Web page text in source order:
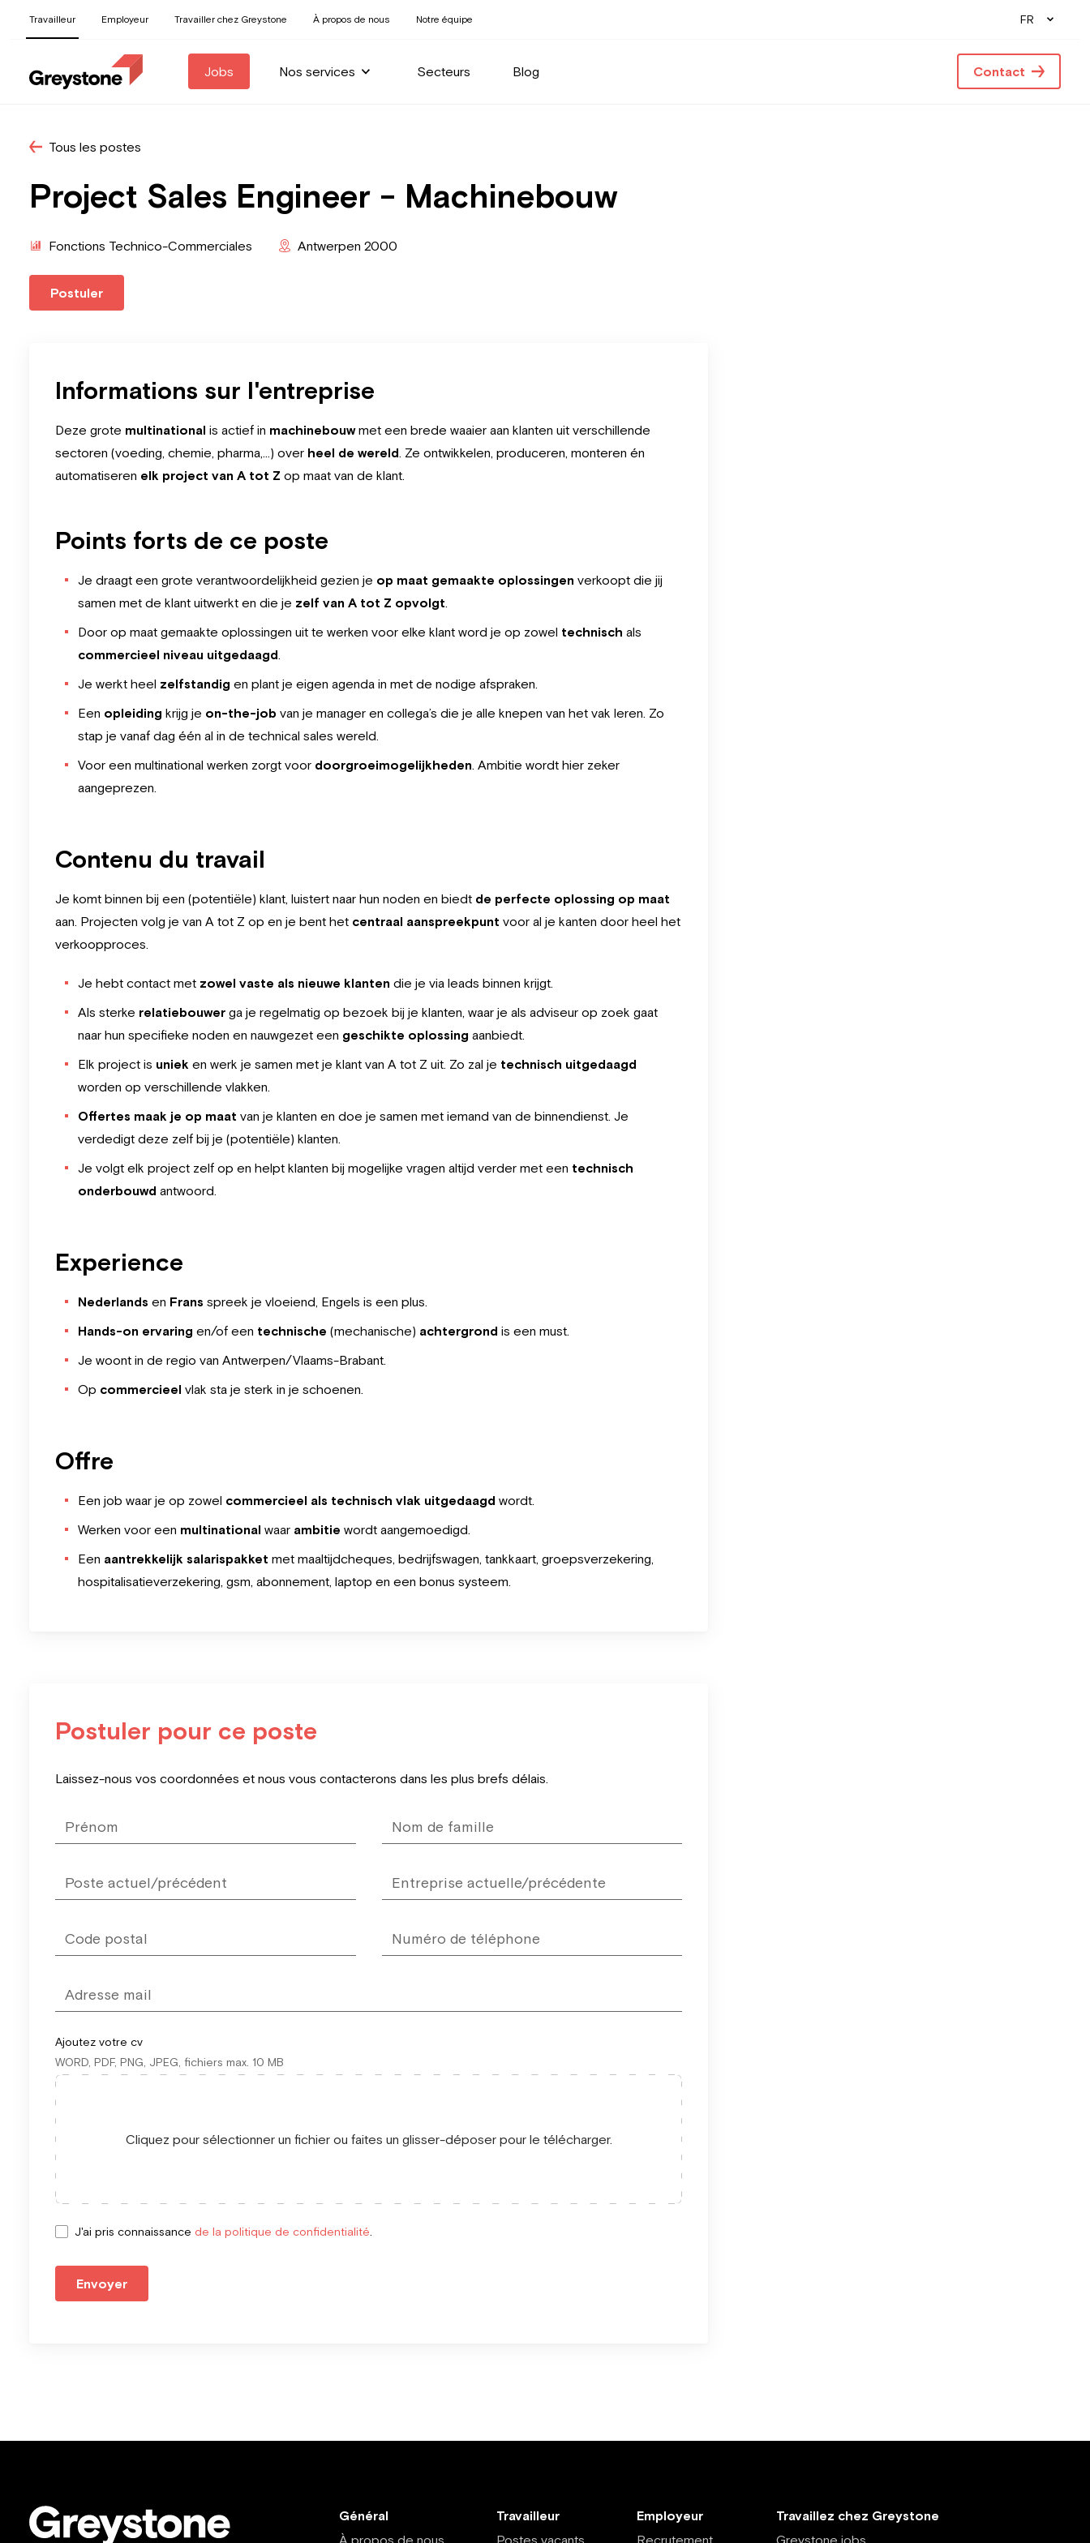
Travailleur Employeur Travailler chez Greystone À propos de nous Notre équipe FR
Jobs Nos services Secteurs Blog Contact
Tous les postes
Project Sales Engineer - Machinebouw
Fonctions Technico-Commerciales Antwerpen 2000
Postuler
Informations sur l'entreprise
Deze grote multinational is actief in machinebouwmet een brede waaier aan klanten uit verschillende
sectoren (voeding, chemie, pharma,…) over heel de wereld. Ze ontwikkelen, produceren, monteren én
automatiseren elk project van A tot Z op maat van de klant.
Points forts de ce poste
Je draagt een grote verantwoordelijkheid gezien je op maat gemaakte oplossingen verkoopt die jij
samen met de klant uitwerkt en die je zelf van A tot Z opvolgt.
Door op maat gemaakte oplossingen uit te werken voor elke klant word je op zowel technisch als
commercieel niveau uitgedaagd.
Je werkt heel zelfstandig en plant je eigen agenda in met de nodige afspraken.
Een opleiding krijg je on-the-job van je manager en collega’s die je alle knepen van het vak leren. Zo
stap je vanaf dag één al in de technical sales wereld.
Voor een multinational werken zorgt voor doorgroeimogelijkheden. Ambitie wordt hier zeker
aangeprezen.
Contenu du travail
Je komt binnen bij een (potentiële) klant, luistert naar hun noden en biedt de perfecte oplossing op maat
aan. Projecten volg je van A tot Z op en je bent het centraal aanspreekpunt voor al je kanten door heel het
verkoopproces.
Je hebt contact met zowel vaste als nieuwe klanten die je via leads binnen krijgt.
Als sterke relatiebouwer ga je regelmatig op bezoek bij je klanten, waar je als adviseur op zoek gaat
naar hun specifieke noden en nauwgezet een geschikte oplossing aanbiedt.
Elk project is uniek en werk je samen met je klant van A tot Z uit. Zo zal je technisch uitgedaagd
worden op verschillende vlakken.
Offertes maak je op maat van je klanten en doe je samen met iemand van de binnendienst. Je
verdedigt deze zelf bij je (potentiële) klanten.
Je volgt elk project zelf op en helpt klanten bij mogelijke vragen altijd verder met een technisch
onderbouwd antwoord.
Experience
Nederlands en Frans spreek je vloeiend, Engels is een plus.
Hands-on ervaring en/of een technische (mechanische) achtergrond is een must.
Je woont in de regio van Antwerpen/Vlaams-Brabant.
Op commercieel vlak sta je sterk in je schoenen.
Offre
Een job waar je op zowel commercieel als technisch vlak uitgedaagd wordt.
Werken voor een multinational waar ambitie wordt aangemoedigd.
Een aantrekkelijk salarispakket met maaltijdcheques, bedrijfswagen, tankkaart, groepsverzekering,
hospitalisatieverzekering, gsm, abonnement, laptop en een bonus systeem.
Postuler pour ce poste
blank
Laissez-nous vos coordonnées et nous vous contacterons dans les plus brefs délais.
Ajoutez votre cv
WORD, PDF, PNG, JPEG, fichiers max. 10 MB
Cliquez pour sélectionner un fichier ou faites un glisser-déposer pour le télécharger.
J'ai pris connaissance de la politique de confidentialité
Envoyer
Général
À propos de nous
Travailleur
Postes vacants
Employeur
Recrutement
Travaillez chez Greystone
Greystone jobs